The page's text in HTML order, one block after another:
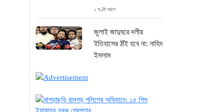
১ ঘণ্টা আগে
জুলাই জাদুঘরে দলীয়
ইতিহাসের ঠাঁই হবে না: নাহিদ
ইসলাম
সমাবেশে প্রধান অতিথি